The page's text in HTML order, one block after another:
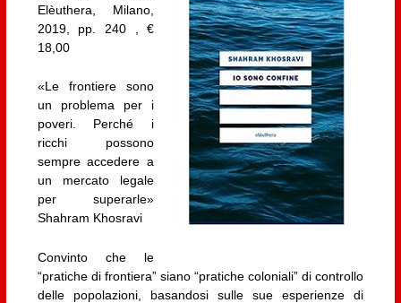
Elèuthera, Milano,
2019, pp. 240 , €
18,00
«Le frontiere sono
un problema per i
poveri. Perché i
ricchi possono
sempre accedere a
un mercato legale
per superarle»
Shahram Khosravi
Convinto che le
“pratiche di frontiera” siano “pratiche coloniali” di controllo
delle popolazioni, basandosi sulle sue esperienze di